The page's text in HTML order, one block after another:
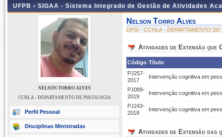
UFPB › SIGAA - Sistema Integrado de Gestão de Atividades
NELSON TORRO ALVES
CCHLA - DEPARTAMENTO DE PSICOLOGIA
Perfil Pessoal
Disciplinas Ministradas
Nelson Torro Alves
DPSI - CCHLA - DEPARTAMENTO
Atividades de Extensão que
Código Título
PJ257-
2017
Intervenção cognitiva em
PJ089-
2019
Intervenção cognitiva em
PJ243-
2018
Intervenção cognitiva em
Atividades de Extensão das